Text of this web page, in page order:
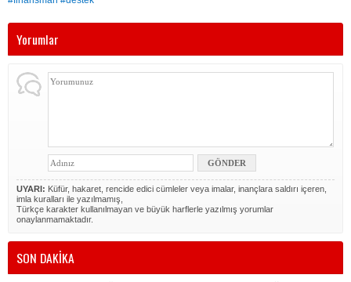
Yorumlar
UYARI: Küfür, hakaret, rencide edici cümleler veya imalar, inançlara saldırı içeren,
imla kuralları ile yazılmamış,
Türkçe karakter kullanılmayan ve büyük harflerle yazılmış yorumlar
onaylanmamaktadır.
SON DAKİKA